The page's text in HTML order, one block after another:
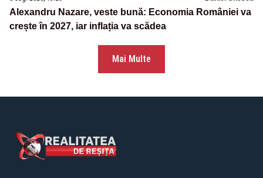
Alexandru Nazare, veste bună: Economia României va
crește în 2027, iar inflația va scădea
Mai Multe